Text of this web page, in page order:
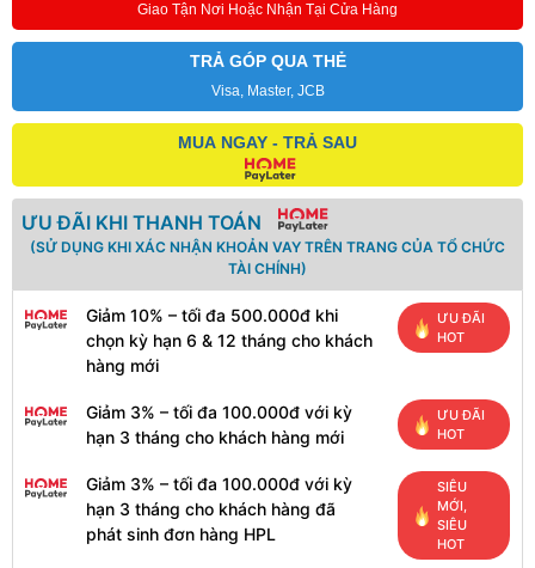
Giao Tận Nơi Hoặc Nhận Tại Cửa Hàng
TRẢ GÓP QUA THẺ
Visa, Master, JCB
MUA NGAY - TRẢ SAU
ƯU ĐÃI KHI THANH TOÁN
(SỬ DỤNG KHI XÁC NHẬN KHOẢN VAY TRÊN TRANG CỦA TỔ CHỨC
TÀI CHÍNH)
Giảm 10% – tối đa 500.000đ khi
chọn kỳ hạn 6 & 12 tháng cho khách
hàng mới
ƯU ĐÃI
HOT
Giảm 3% – tối đa 100.000đ với kỳ
hạn 3 tháng cho khách hàng mới
ƯU ĐÃI
HOT
Giảm 3% – tối đa 100.000đ với kỳ
hạn 3 tháng cho khách hàng đã
phát sinh đơn hàng HPL
SIÊU
MỚI,
SIÊU
HOT